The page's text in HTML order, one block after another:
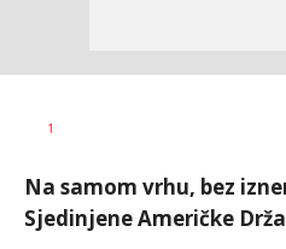
AUTOR
1
Na samom vrhu, bez
Sjedinjene Američke